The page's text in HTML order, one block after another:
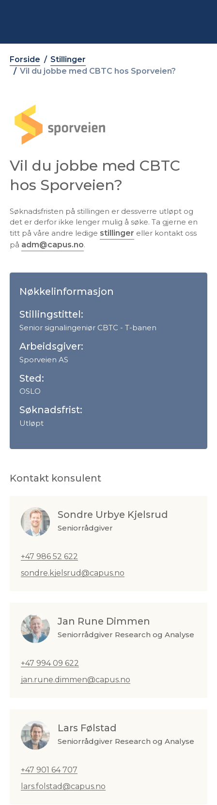
Forside
Stillinger
Vil du jobbe med CBTC hos Sporveien?
Vil du jobbe med CBTC
hos Sporveien?
Søknadsfristen på stillingen er dessverre utløpt og
det er derfor ikke lenger mulig å søke. Ta gjerne en
titt på våre andre ledige stillinger eller kontakt oss
på adm@capus.no.
Nøkkelinformasjon
Stillingstittel:
Senior signalingeniør CBTC - T-banen
Arbeidsgiver:
Sporveien AS
Sted:
OSLO
Søknadsfrist:
Utløpt
Kontakt konsulent
Sondre Urbye Kjelsrud
Seniorrådgiver
+47 986 52 622
sondre.kjelsrud@capus.no
Jan Rune Dimmen
Seniorrådgiver Research og Analyse
+47 994 09 622
jan.rune.dimmen@capus.no
Lars Følstad
Seniorrådgiver Research og Analyse
+47 901 64 707
lars.folstad@capus.no